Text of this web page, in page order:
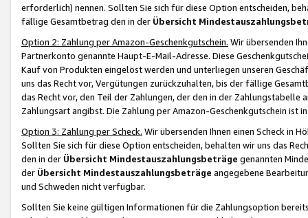
erforderlich) nennen. Sollten Sie sich für diese Option entscheiden,
fällige Gesamtbetrag den in der Übersicht
Option 2: Zahlung per Amazon-Geschenkgutschein. Wir übersenden
Partnerkonto genannte Haupt-E-Mail-Adresse. Diese
Kauf von Produkten eingelöst werden und unterliegen unseren
uns das Recht vor, Vergütungen zurückzuhalten, bis der fällige
das Recht vor, den Teil der Zahlungen, der den in der
Zahlungsart angibst. Die Zahlung per Amazon-Geschenkgutschein ist
Option 3: Zahlung per Scheck. Wir übersenden Ihnen einen Scheck in
Sollten Sie sich für diese Option entscheiden, behalten wir uns das
den in der Übersicht Mindestauszahlungsbeträge genannten
der Übersicht Mindestauszahlungsbeträge angegebene
und Schweden nicht verfügbar.
Sollten Sie keine gültigen Informationen für die Zahlungsoption